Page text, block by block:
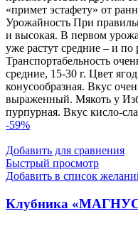
«примет эстафету» от
Урожайность При
и высокая. В первом
уже растут средние – и по
Транспортабельность
средние, 15-30 г. Цвет
конусообразная. Вкус
выраженный. Мякоть у
пурпурная. Вкус кисло-
-59%
Добавить для сравнения
Быстрый просмотр
Добавить в список
Клубника